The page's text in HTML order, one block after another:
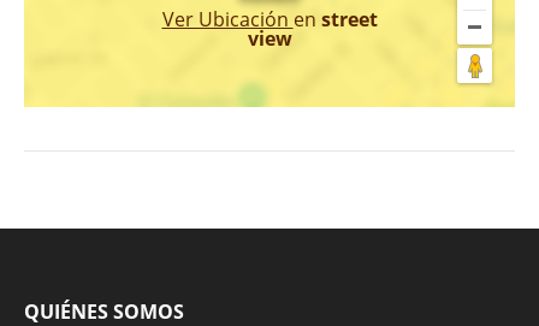
Ver Ubicación en street
view
QUIÉNES SOMOS